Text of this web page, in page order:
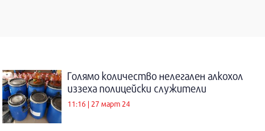
Голямо количество нелегален алкохол
иззеха полицейски служители
11:16 | 27 март 24